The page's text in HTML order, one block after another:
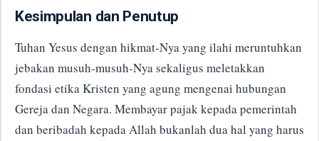
​Kesimpulan dan Penutup
​Tuhan Yesus dengan hikmat-Nya yang ilahi meruntuhkan
jebakan musuh-musuh-Nya sekaligus meletakkan
fondasi etika Kristen yang agung mengenai hubungan
Gereja dan Negara. Membayar pajak kepada pemerintah
dan beribadah kepada Allah bukanlah dua hal yang harus